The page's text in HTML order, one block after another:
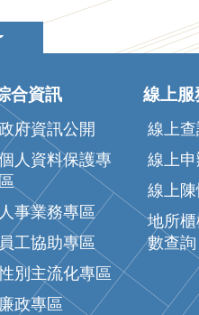
合資訊
府資訊公開
人資料保護專
區
人事業務專區
工協助專區
別主流化專區
廉政專區
線上服
線上查
線上
線上
地所
數查詢